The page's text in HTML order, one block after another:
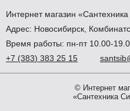
Интернет магазин «Сантехника
Адрес: Новосибирск
Время работы: пн-пт 10.00-
+7 (383) 383 25 15
© Интернет
«Сантехника